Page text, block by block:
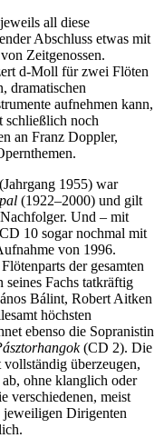
all diese
Abschluss etwas mit
Zeitgenossen.
d-Moll für zwei Flöten
dramatischen
aufnehmen kann,
noch
an Franz Doppler,
(Jahrgang 1955) war
(1922–2000) und gilt
Nachfolger. Und – mit
10 sogar nochmal mit
von 1996.
der gesamten
Fachs tatkräftig
Bálint, Robert Aitken
höchsten
ebenso die Sopranistin
(CD 2). Die
überzeugen,
ohne klanglich oder
verschiedenen, meist
jeweiligen Dirigenten